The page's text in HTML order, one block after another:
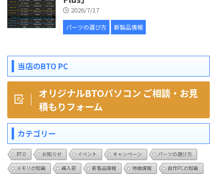
2026/7/17
パーツの選び方 新製品情報
当店のBTO PC
オリジナルBTOパソコン ご相談・お見
積もりフォーム
カテゴリー
BTO お知らせ イベント キャンペーン
パーツの選び方
メモリの知識
再入荷 新製品情報 特価情報
自作PCの知識